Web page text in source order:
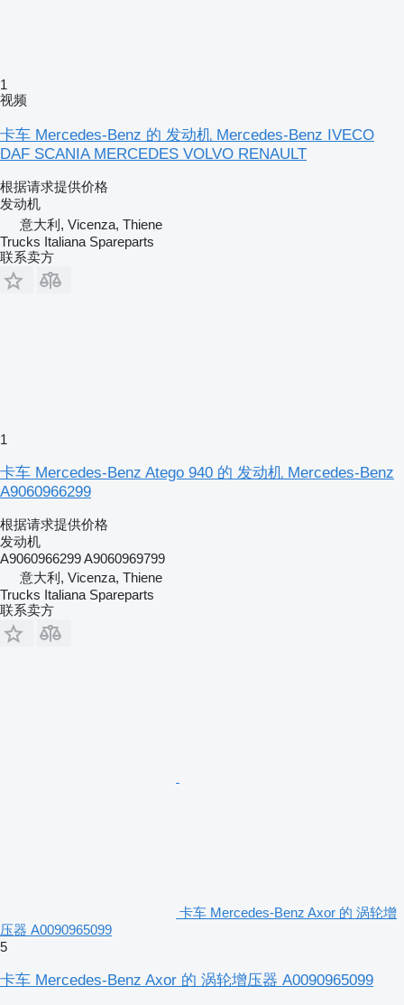
1
视频
卡车 Mercedes-Benz 的 发动机 Mercedes-Benz IVECO
DAF SCANIA MERCEDES VOLVO RENAULT
根据请求提供价格
发动机
意大利, Vicenza, Thiene
Trucks Italiana Spareparts
联系卖方
1
卡车 Mercedes-Benz Atego 940 的 发动机 Mercedes-Benz
A9060966299
根据请求提供价格
发动机
A9060966299 A9060969799
意大利, Vicenza, Thiene
Trucks Italiana Spareparts
联系卖方
卡车 Mercedes-Benz Axor 的 涡轮增
压器 A0090965099
5
卡车 Mercedes-Benz Axor 的 涡轮增压器 A0090965099